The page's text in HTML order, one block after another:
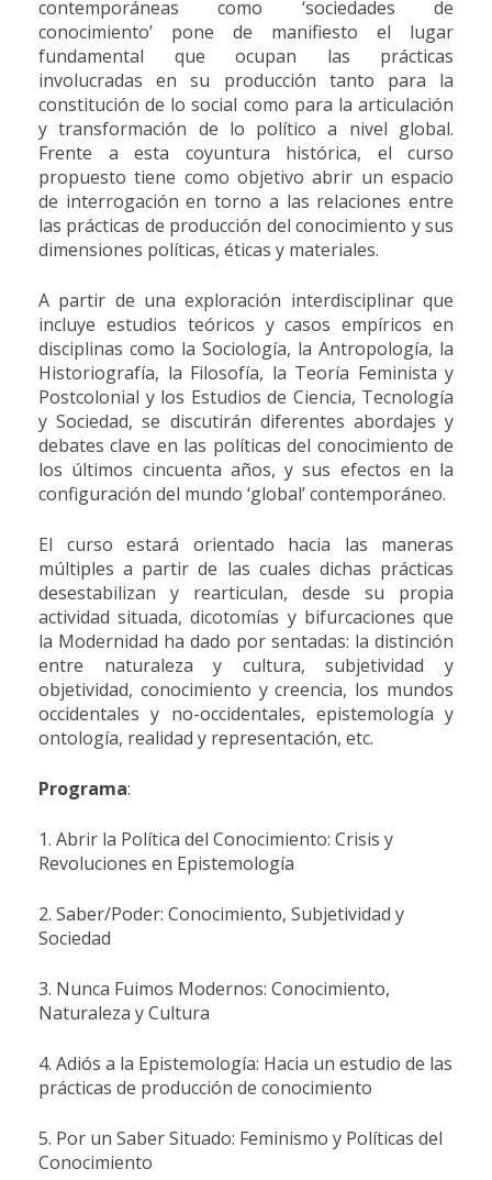
contemporáneas como ‘sociedades de
conocimiento’ pone de manifiesto el lugar
fundamental que ocupan las prácticas
involucradas en su producción tanto para la
constitución de lo social como para la articulación
y transformación de lo político a nivel global.
Frente a esta coyuntura histórica, el curso
propuesto tiene como objetivo abrir un espacio
de interrogación en torno a las relaciones entre
las prácticas de producción del conocimiento y sus
dimensiones políticas, éticas y materiales.
A partir de una exploración interdisciplinar que
incluye estudios teóricos y casos empíricos en
disciplinas como la Sociología, la Antropología, la
Historiografía, la Filosofía, la Teoría Feminista y
Postcolonial y los Estudios de Ciencia, Tecnología
y Sociedad, se discutirán diferentes abordajes y
debates clave en las políticas del conocimiento de
los últimos cincuenta años, y sus efectos en la
configuración del mundo ‘global’ contemporáneo.
El curso estará orientado hacia las maneras
múltiples a partir de las cuales dichas prácticas
desestabilizan y rearticulan, desde su propia
actividad situada, dicotomías y bifurcaciones que
la Modernidad ha dado por sentadas: la distinción
entre naturaleza y cultura, subjetividad y
objetividad, conocimiento y creencia, los mundos
occidentales y no-occidentales, epistemología y
ontología, realidad y representación, etc.
Programa:
1. Abrir la Política del Conocimiento: Crisis y
Revoluciones en Epistemología
2. Saber/Poder: Conocimiento, Subjetividad y
Sociedad
3. Nunca Fuimos Modernos: Conocimiento,
Naturaleza y Cultura
4. Adiós a la Epistemología: Hacia un estudio de las
prácticas de producción de conocimiento
5. Por un Saber Situado: Feminismo y Políticas del
Conocimiento